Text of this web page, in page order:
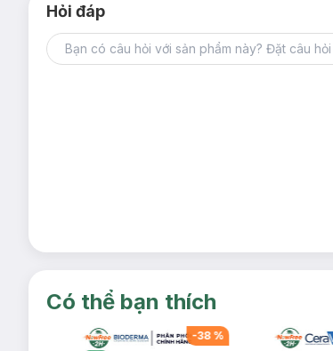
Hỏi đáp
Có thể bạn thích
-38%